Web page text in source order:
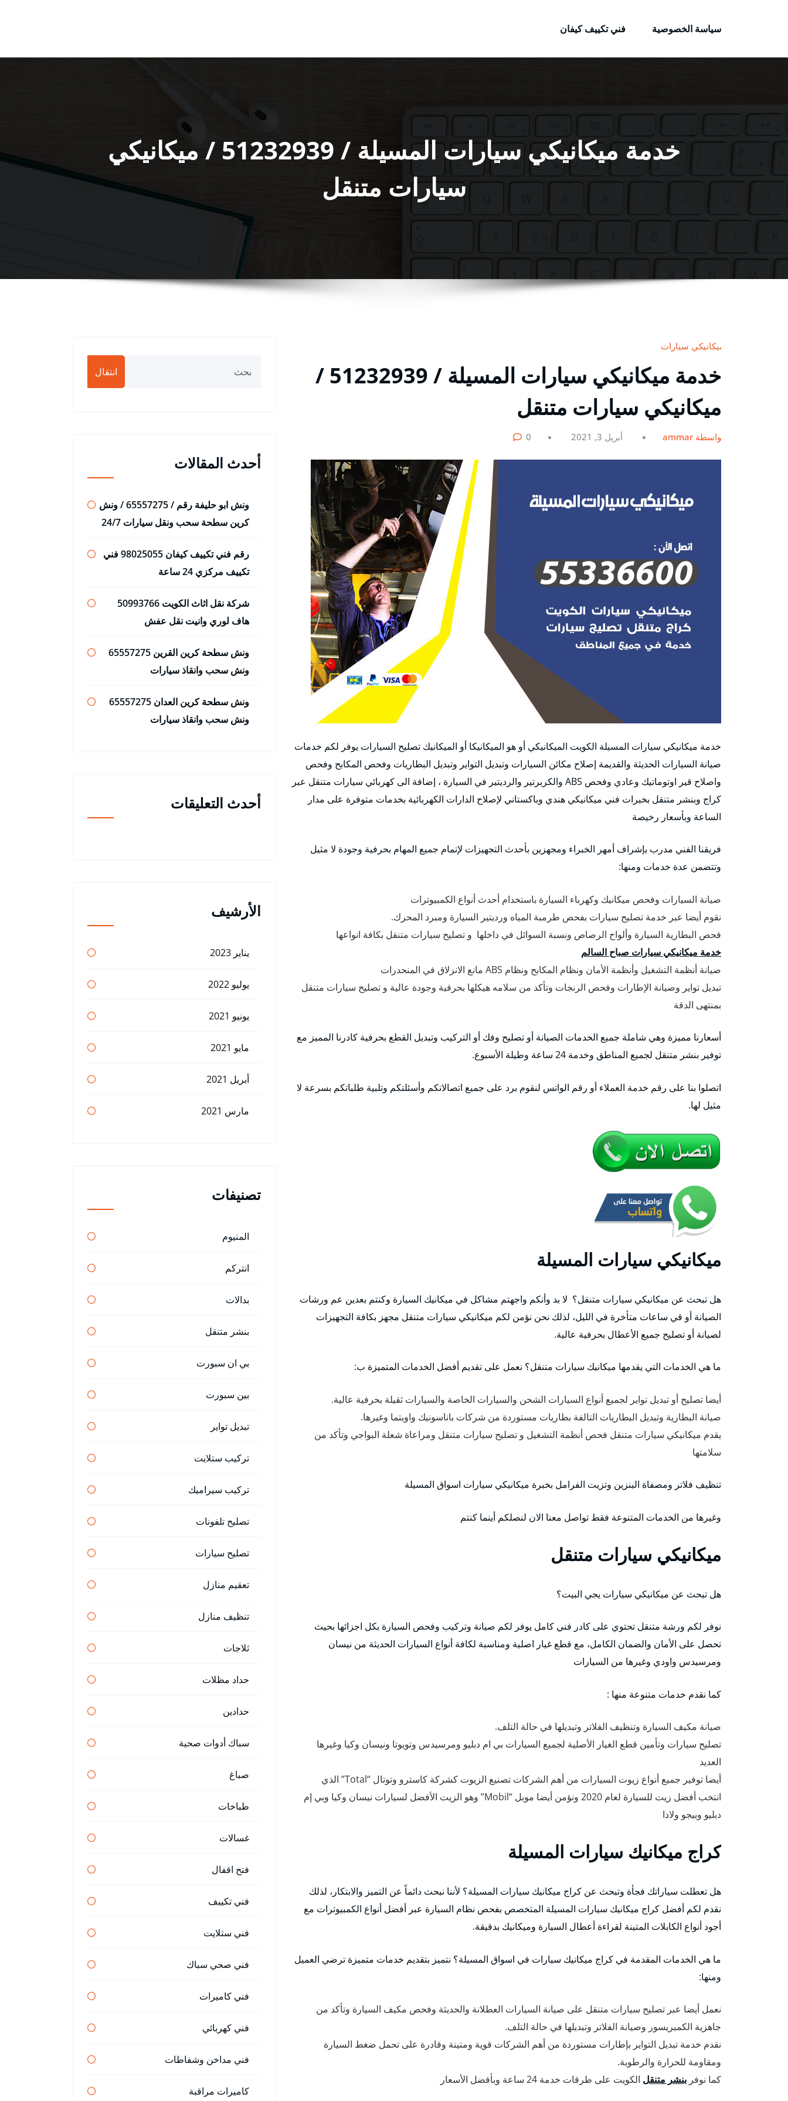
سياسة الخصوصية
فني تكييف كيفان
خدمة ميكانيكي سيارات المسيلة / 51232939‬ / ميكانيكي
سيارات متنقل
ميكانيكي سيارات
خدمة ميكانيكي سيارات المسيلة / 51232939‬ /
ميكانيكي سيارات متنقل
بواسطة ammar أبريل 3, 2021 0
خدمة ميكانيكي سيارات المسيلة الكويت الميكانيكي أو هو الميكانيكا أو الميكانيك تصليح السيارات يوفر لكم خدمات
صيانة السيارات الحديثة والقديمة إصلاح مكائن السيارات وتبديل التواير وتبديل البطاريات وفحص المكابح وفحص
واصلاح قير اوتوماتيك وعادي وفحص ABS والكربرتير والرديتير في السيارة ، إضافة الى كهربائي سيارات متنقل عبر
كراج وبنشر متنقل بخبرات فني ميكانيكي هندي وباكستاني لإصلاح الدارات الكهربائية بخدمات متوفرة على مدار
الساعة وبأسعار رخيصة
فريقنا الفني مدرب بإشراف أمهر الخبراء ومجهزين بأحدث التجهيزات لإتمام جميع المهام بحرفية وجودة لا مثيل
وتتضمن عدة خدمات ومنها:
صيانة السيارات وفحص ميكانيك وكهرباء السيارة باستخدام أحدث أنواع الكمبيوترات
نقوم أيضا عبر خدمة تصليح سيارات بفحص طرمبة المياه ورديتير السيارة ومبرد المحرك.
فحص البطارية السيارة وألواح الرصاص ونسبة السوائل في داخلها و تصليح سيارات متنقل بكافة انواعها
خدمة ميكانيكي سيارات صباح السالم
صيانة أنظمة التشغيل وأنظمة الأمان ونظام المكابح ونظام ABS مانع الانزلاق في المنحدرات
تبديل تواير وصيانة الإطارات وفحص الرنجات وتأكد من سلامه هيكلها بحرفية وجودة عالية و تصليح سيارات متنقل
بمنتهى الدقة
أسعارنا مميزة وهي شاملة جميع الخدمات الصيانة أو تصليح وفك أو التركيب وتبديل القطع بحرفية كادرنا المميز مع
توفير بنشر متنقل لجميع المناطق وخدمة 24 ساعة وطيلة الأسبوع.
اتصلوا بنا على رقم خدمة العملاء أو رقم الواتس لنقوم برد على جميع اتصالاتكم وأسئلتكم وتلبية طلباتكم بسرعة لا
مثيل لها.
ميكانيكي سيارات المسيلة
هل تبحث عن ميكانيكي سيارات متنقل؟ لا بد وأنكم واجهتم مشاكل في ميكانيك السيارة وكنتم بعدين عم ورشات
الصيانة أو قي ساعات متأخرة في الليل، لذلك نحن نؤمن لكم ميكانيكي سيارات متنقل مجهز بكافة التجهيزات
لصيانة أو تصليح جميع الأعطال بحرفية عالية.
ما هي الخدمات التي يقدمها ميكانيك سيارات متنقل؟ نعمل على تقديم أفضل الخدمات المتميزة ب:
أيضا تصليح أو تبديل تواير لجميع أنواع السيارات الشحن والسيارات الخاصة والسيارات ثقيلة بحرفية عالية.
صيانة البطارية وتبديل البطاريات التالفة بطاريات مستوردة من شركات باناسونيك واوبتما وغيرها.
يقدم ميكانيكي سيارات متنقل فحص أنظمة التشغيل و تصليح سيارات متنقل ومراعاة شعلة البواجي وتأكد من
سلامتها
تنظيف فلاتر ومصفاة البنزين وتزيت الفرامل بخبرة ميكانيكي سيارات اسواق المسيلة
وغيرها من الخدمات المتنوعة فقط تواصل معنا الان لنصلكم أينما كنتم
ميكانيكي سيارات متنقل
هل تبحث عن ميكانيكي سيارات يجي البيت؟
نوفر لكم ورشة متنقل تحتوي على كادر فني كامل يوفر لكم صيانة وتركيب وفحص السيارة بكل اجزائها بحيث
تحصل على الأمان والضمان الكامل، مع قطع غيار اصلية ومناسبة لكافة أنواع السيارات الحديثة من نيسان
ومرسيدس واودي وغيرها من السيارات
كما نقدم خدمات متنوعة منها :
صيانة مكيف السيارة وتنظيف الفلاتر وتبديلها في حالة التلف.
تصليح سيارات وتأمين قطع الغيار الأصلية لجميع السيارات بي ام دبليو ومرسيدس وتويوتا ونيسان وكيا وغيرها
العديد
أيضا توفير جميع أنواع زيوت السيارات من أهم الشركات تصنيع الزيوت كشركة كاسترو وتوتال “Total” الذي
انتخب أفضل زيت للسيارة لعام 2020 ونؤمن أيضا موبل “Mobil” وهو الزيت الأفضل لسيارات نيسان وكيا وبي إم
دبليو وبيجو ولادا
كراج ميكانيك سيارات المسيلة
هل تعطلت سياراتك فجأة وتبحث عن كراج ميكانيك سيارات المسيلة؟ لأننا نبحث دائماً عن التميز والابتكار، لذلك
نقدم لكم أفضل كراج ميكانيك سيارات المسيلة المتخصص بفحص نظام السيارة عبر أفضل أنواع الكمبيوترات مع
أجود أنواع الكابلات المتينة لقراءة أعطال السيارة وميكانيك بدقيقة.
ما هي الخدمات المقدمة في كراج ميكانيك سيارات في اسواق المسيلة؟ نتميز بتقديم خدمات متميزة ترضي العميل
ومنها:
نعمل أيضا عبر تصليح سيارات متنقل على صيانة السيارات العطلانة والحديثة وفحص مكيف السيارة وتأكد من
جاهزية الكمبريسور وصيانة الفلاتر وتبديلها في حالة التلف.
نقدم خدمة تبديل التواير بإطارات مستوردة من أهم الشركات قوية ومتينة وقادرة على تحمل ضغط السيارة
ومقاومة للحرارة والرطوبة.
كما نوفر بنشر متنقل الكويت على طرقات خدمة 24 ساعة وبأفضل الأسعار
انتقال
أحدث المقالات
ونش ابو حليفة رقم / 65557275 / ونش
كرين سطحة سحب ونقل سيارات 24/7
رقم فني تكييف كيفان 98025055 فني
تكييف مركزي 24 ساعة
شركة نقل اثاث الكويت 50993766
هاف لوري وانيت نقل عفش
ونش سطحة كرين القرين 65557275
ونش سحب وانقاذ سيارات
ونش سطحة كرين العدان 65557275
ونش سحب وانقاذ سيارات
أحدث التعليقات
الأرشيف
يناير 2023
يوليو 2022
يونيو 2021
مايو 2021
أبريل 2021
مارس 2021
تصنيفات
المنيوم
انتركم
بدالات
بنشر متنقل
بي ان سبورت
بين سبورت
تبديل تواير
تركيب ستلايت
تركيب سيراميك
تصليح تلفونات
تصليح سيارات
تعقيم منازل
تنظيف منازل
ثلاجات
حداد مظلات
حدادين
سباك أدوات صحية
صباغ
طباخات
غسالات
فتح اقفال
فني تكييف
فني ستلايت
فني صحي سباك
فني كاميرات
فني كهربائي
فني مداخن وشفاطات
كاميرات مراقبة